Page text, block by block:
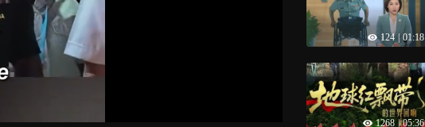
124 01:18
1268 | 05:36